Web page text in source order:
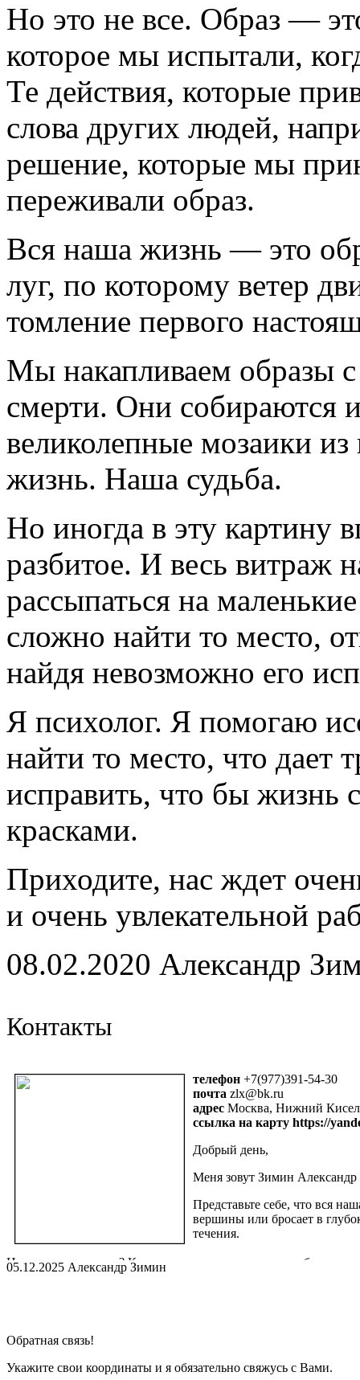
Но это не все. Образ —
которое мы испытали,
Те действия, которые
слова других людей,
решение, которые мы
переживали образ.
Вся наша жизнь — это
луг, по которому ветер
томление первого
Мы накапливаем образы
смерти. Они собираются
великолепные мозаики из
жизнь. Наша судьба.
Но иногда в эту картину
разбитое. И весь витраж
рассыпаться на
сложно найти то место,
найдя невозможно его
Я психолог. Я помогаю
найти то место, что дает
исправить, что бы жизнь
красками.
Приходите, нас ждет
и очень увлекательной
08.02.2020 Александр
Контакты
телефон +7(977)391-54-30
почта zlx@bk.ru
адрес Москва, Нижний
ссылка на карту https://
Добрый день,
Меня зовут Зимин Александр
Представьте себе, что вся
вершины или бросает в
течения.
Но что движет нами? Как наши мысли, привычки и убеждения
Взаимосвязи, определяющие то, как мы общаемся друг с
также составляют основу моего анализа.
Всё перечисленное и еще многое может являются
05.12.2025 Александр Зимин
Обратная связь!
Укажите свои координаты и я обязательно свяжусь с Вами.